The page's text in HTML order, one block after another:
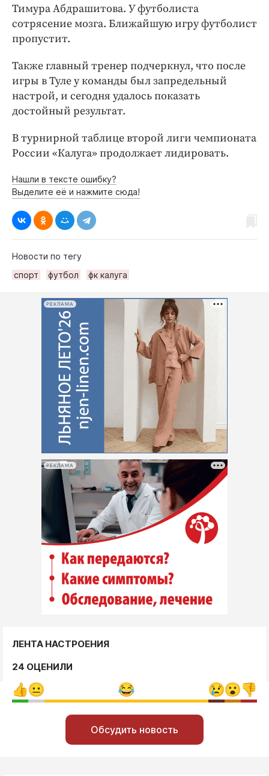
Тимура Абдрашитова. У футболиста
сотрясение мозга. Ближайшую игру футболист
пропустит.
Также главный тренер подчеркнул, что после
игры в Туле у команды был запредельный
настрой, и сегодня удалось показать
достойный результат.
В турнирной таблице второй лиги чемпионата
России «Калуга» продолжает лидировать.
Нашли в тексте ошибку?
Выделите её и нажмите сюда!
Новости по тегу
спорт
футбол фк калуга
РЕКЛАМА
РЕКЛАМА
ЛЕНТА НАСТРОЕНИЯ
24 ОЦЕНИЛИ
Обсудить новость